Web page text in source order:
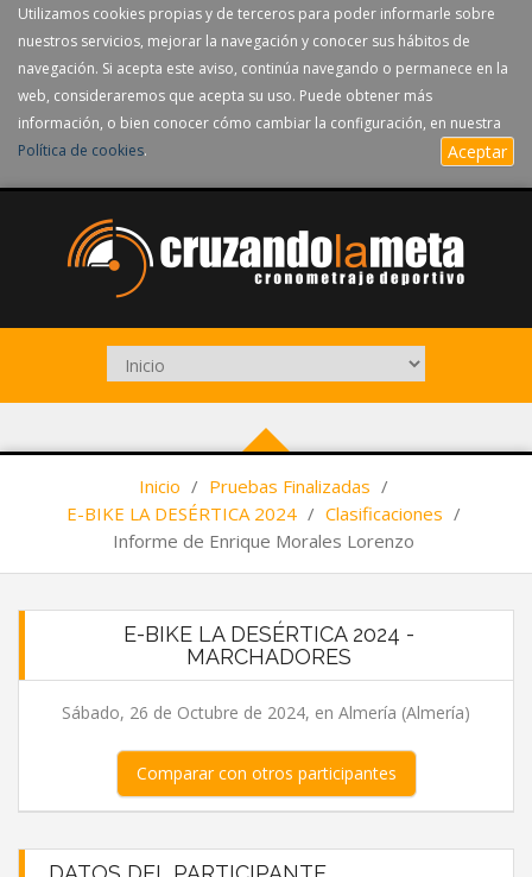
Utilizamos cookies propias y de terceros para poder informarle sobre
nuestros servicios, mejorar la navegación y conocer sus hábitos de
navegación. Si acepta este aviso, continúa navegando o permanece en la
web, consideraremos que acepta su uso. Puede obtener más
información, o bien conocer cómo cambiar la configuración, en nuestra
Política de cookies. Aceptar
Inicio / Pruebas Finalizadas /
E-BIKE LA DESÉRTICA 2024 / Clasificaciones /
Informe de Enrique Morales Lorenzo
E-BIKE LA DESÉRTICA 2024 -
MARCHADORES
Sábado, 26 de Octubre de 2024, en Almería (Almería)
Comparar con otros participantes